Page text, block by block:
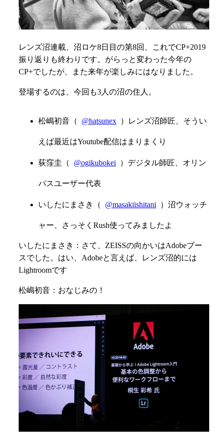
レンズ沼連載、沼ロケ8日目の第8回、これでCP+2019
振り返りも終わりです。がらっと変わった今年の
CP+でしたが、また来年が楽しみにはなりました。
登場するのは、今回も3人の沼の住人。
松嶋初音（ @hatsunex ）レンズ沼師匠、そうい
えば最近はYoutube配信はまりまくり
荻窪圭（ @ogikubokei ）デジタル師匠、オリン
パスユーザー代表
いしたにまさき（ @masakiishitani ）沼ウォッチ
ャー、さっそくRush使ってみましたよ
いしたにまさき：さて、ZEISSの向かいはAdobeブー
スでした。はい、Adobeと言えば、レンズ沼的には
Lightroomです
松嶋初音：おなじみの！